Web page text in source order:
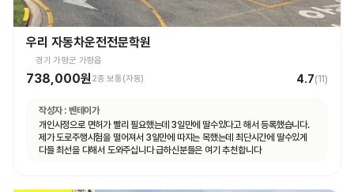
우리 자동차운전전문학원
경기 가평군 가평읍
738,000원2종 보통(자동) 4.7(11)
작성자 : 벤테이가
개인사정으로 면허가 빨리 필요했는데 3일만에 딸수있다고 해서 등록했습니다.
제가 도로주행시험을 떨어져서 3일만에 따지는 목했는데 최단시간에 딸수있게
다들 최선을 다해서 도와주십니다 급하신분들은 여기 추천합니다